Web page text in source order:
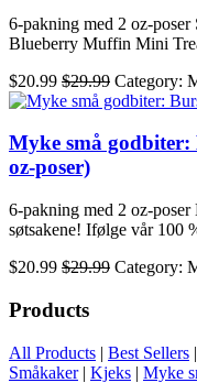
6-pakning med 2 oz-
Blueberry Muffin Mini
$20.99 $29.99 Category:
Myke små godbiter:
oz-poser)
6-pakning med 2 oz-
søtsakene! Ifølge vår 100
$20.99 $29.99 Category:
Products
All Products | Best Sellers |
Småkaker| Kjeks | Myke